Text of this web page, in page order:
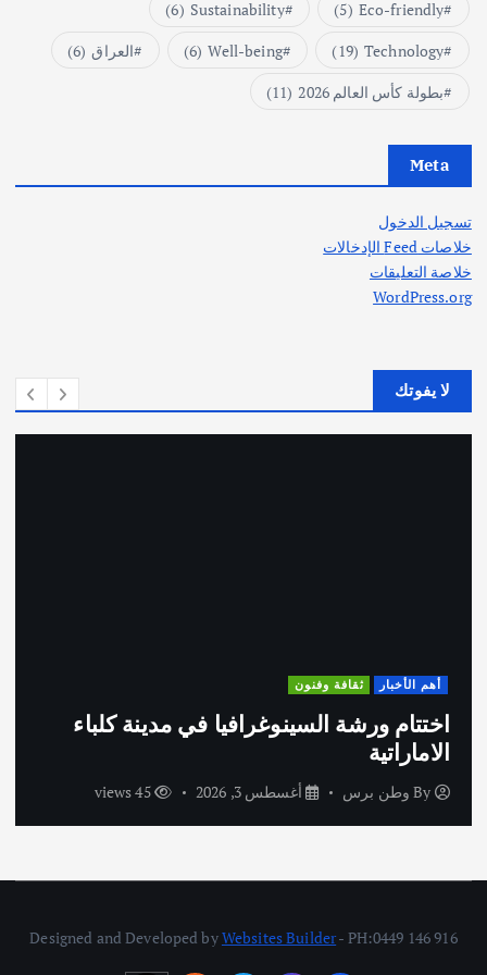
Eco-friendly
(5)
Sustainability
(6)
Technology
(19)
Well-being
(6) العراق (6)
بطولة كأس العالم 2026
(11)
Meta
تسجيل الدخول
خلاصات Feed الإدخالات
خلاصة التعليقات
WordPress.org
لا يفوتك
أهم الأخبار ثقافة وفنون
اختتام ورشة السينوغرافيا في مدينة كلباء
الاماراتية
وطن برس أغسطس 3, 2026 45 views
Designed and Developed byWebsites Builder- PH:0449 146 916